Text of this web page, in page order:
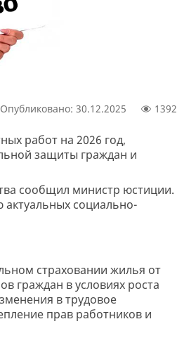
Опубликовано: 30.12.2025 1392
работ на 2026 год,
защиты граждан и
сообщил министр юстиции.
социально-
страховании жилья от
граждан в условиях роста
в трудовое
прав работников и